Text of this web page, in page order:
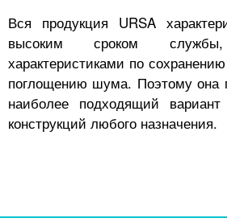
Вся продукция URSA
высоким сроком службы,
характеристиками по
поглощению шума. Поэтому она
наиболее подходящий
конструкций любого назначения.